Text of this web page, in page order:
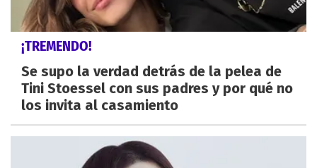
¡TREMENDO!
Se supo la verdad detrás de la pelea de
Tini Stoessel con sus padres y por qué no
los invita al casamiento